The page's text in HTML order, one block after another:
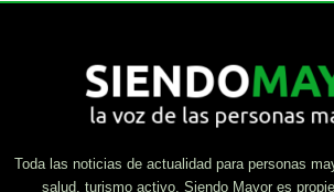
Toda las noticias de actualidad para personas
salud, turismo activo. Siendo Mayor es